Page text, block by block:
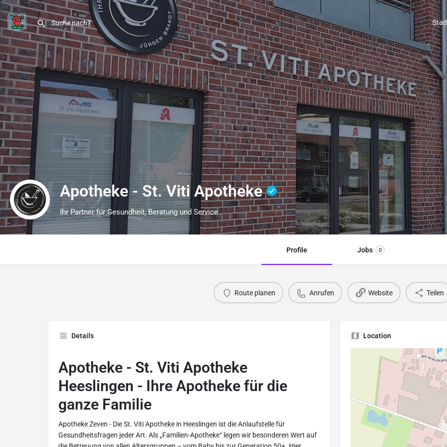
Apotheke - St. Viti Apotheke
Ihr Partner für Gesundheit, Beratung und Service
Profile Jobs 0
Route planen Anrufen Website Teilen
Details
Apotheke - St. Viti Apotheke
Heeslingen - Ihre Apotheke für die
ganze Familie
Apotheke Zeven - Die St. Viti Apotheke in Heeslingen ist die Anlaufstelle für
Gesundheitsfragen jeder Art. Als „Familien-Apotheke“ legen wir besonderen Wert auf
Location